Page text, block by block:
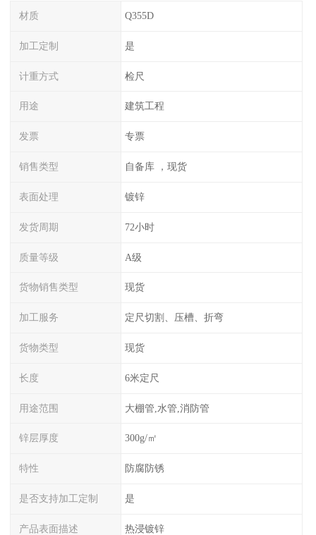
材质 Q355D
加工定制 是
计重方式 检尺
用途 建筑工程
发票 专票
销售类型 自备库 ，现货
表面处理 镀锌
发货周期 72小时
质量等级 A级
货物销售类型 现货
加工服务 定尺切割、压槽、折弯
货物类型 现货
长度 6米定尺
用途范围 大棚管,水管,消防管
锌层厚度 300g/㎡
特性 防腐防锈
是否支持加工定制 是
产品表面描述 热浸镀锌